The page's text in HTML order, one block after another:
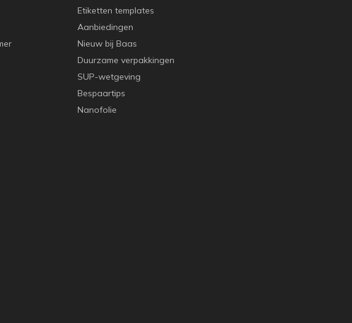
Etiketten templates
Aanbiedingen
Nieuw bij Baas
Duurzame verpakkingen
SUP-wetgeving
Bespaartips
Nanofolie